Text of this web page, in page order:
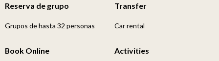
Reserva de grupo
Grupos de hasta 32 personas
Transfer
Car rental
Book Online Activities